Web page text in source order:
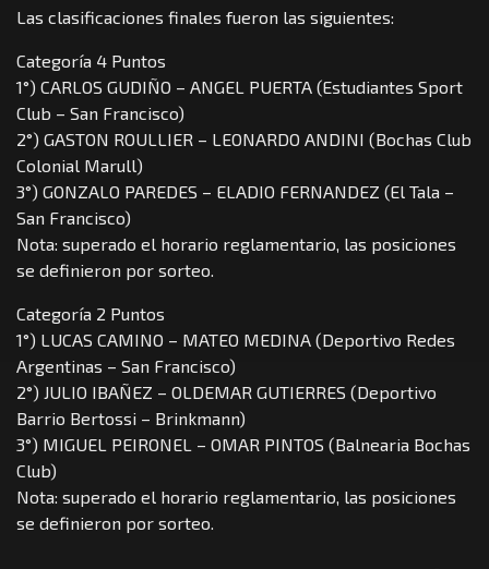
Las clasificaciones finales fueron las siguientes:
Categoría 4 Puntos
1°) CARLOS GUDIÑO – ANGEL PUERTA (Estudiantes Sport
Club – San Francisco)
2°) GASTON ROULLIER – LEONARDO ANDINI (Bochas Club
Colonial Marull)
3°) GONZALO PAREDES – ELADIO FERNANDEZ (El Tala –
San Francisco)
Nota: superado el horario reglamentario, las posiciones
se definieron por sorteo.
Categoría 2 Puntos
1°) LUCAS CAMINO – MATEO MEDINA (Deportivo Redes
Argentinas – San Francisco)
2°) JULIO IBAÑEZ – OLDEMAR GUTIERRES (Deportivo
Barrio Bertossi – Brinkmann)
3°) MIGUEL PEIRONEL – OMAR PINTOS (Balnearia Bochas
Club)
Nota: superado el horario reglamentario, las posiciones
se definieron por sorteo.